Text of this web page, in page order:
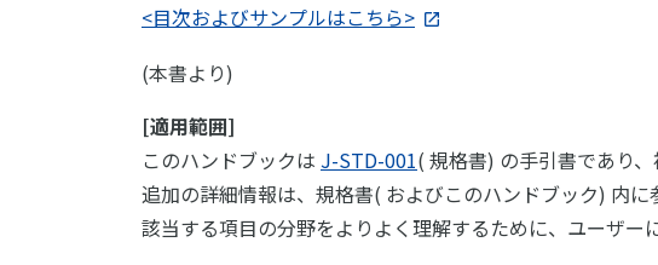
<目次およびサンプルはこちら>
(本書より)
[適用範囲]
このハンドブックは J-STD-001( 規格書) の手引書であり
追加の詳細情報は、規格書( およびこのハンドブック) 内に
該当する項目の分野をよりよく理解するために、ユーザー